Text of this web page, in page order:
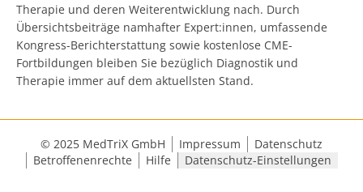
Therapie und deren Weiterentwicklung nach. Durch
Übersichtsbeiträge namhafter Expert:innen, umfassende
Kongress-Berichterstattung sowie kostenlose CME-
Fortbildungen bleiben Sie bezüglich Diagnostik und
Therapie immer auf dem aktuellsten Stand.
© 2025 MedTriX GmbH Impressum
Datenschutz
Betroffenenrechte
Hilfe Datenschutz-Einstellungen